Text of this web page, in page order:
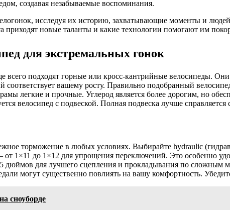
создавая незабываемые воспоминания.
исследуя их историю, захватывающие моменты и
приходят новые таланты и какие технологии помогают им
для экстремальных гонок
всего подходят горные или кросс-кантрийные велосипеды.
соответствует вашему росту. Правильно подобранный
легкие и прочные. Углерод является более дорогим, но
велосипед с подвеской. Полная подвеска лучше
торможение в любых условиях. Выбирайте hydraulic
от 1×11 до 1×12 для упрощения переключений. Это особенно
для лучшего сцепления и прокладывания по сложным
могут существенно повлиять на вашу комфортность.
сноуборде